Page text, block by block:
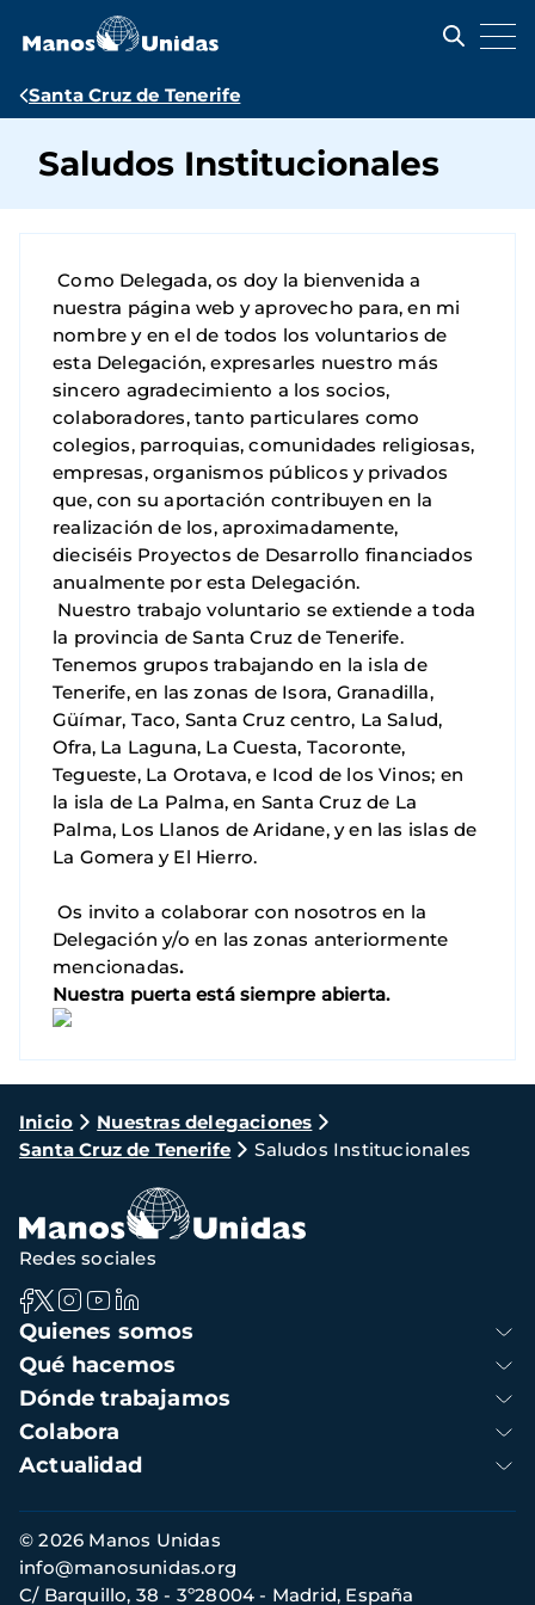
contenido
Ruta
navegación
Santa Cruz de Tenerife
Saludos Institucionales
Como Delegada, os doy la bienvenida a
nuestra página web y aprovecho para, en mi
nombre y en el de todos los voluntarios de
esta Delegación, expresarles nuestro más
sincero agradecimiento a los socios,
colaboradores, tanto particulares como
colegios, parroquias, comunidades religiosas,
empresas, organismos públicos y privados
que, con su aportación contribuyen en la
realización de los, aproximadamente,
dieciséis Proyectos de Desarrollo financiados
anualmente por esta Delegación.
Nuestro trabajo voluntario se extiende a toda
la provincia de Santa Cruz de Tenerife.
Tenemos grupos trabajando en la isla de
Tenerife, en las zonas de Isora, Granadilla,
Güímar, Taco, Santa Cruz centro, La Salud,
Ofra, La Laguna, La Cuesta, Tacoronte,
Tegueste, La Orotava, e Icod de los Vinos; en
la isla de La Palma, en Santa Cruz de La
Palma, Los Llanos de Aridane, y en las islas de
La Gomera y El Hierro.
Os invito a colaborar con nosotros en la
Delegación y/o en las zonas anteriormente
mencionadas.
Nuestra puerta está siempre abierta.
Ruta
de
navegación
Inicio
Nuestras delegaciones
Santa Cruz de Tenerife
Saludos Institucionales
Navegación
principal
Quienes somos
Qué hacemos
Dónde trabajamos
Colabora
Actualidad
Redes sociales
Información
de
contacto
© 2026 Manos Unidas
C/ Barquillo, 38 - 3º28004 - Madrid, España
info@manosunidas.org